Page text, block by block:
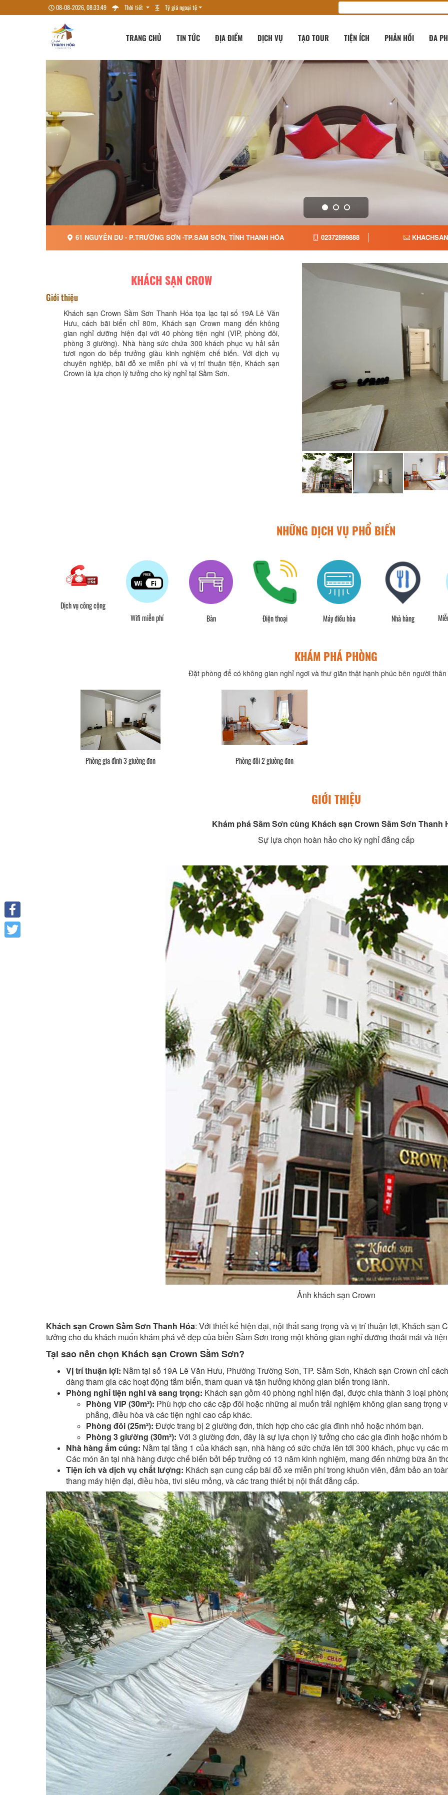
08-08-2026, 08:33:51 Thời tiết Tỷ giá ngoại tệ
TRANG CHỦ TIN TỨC ĐỊA ĐIỂM DỊCH VỤ TẠO TOUR TIỆN ÍCH PHẢN HỒI ĐA
61 NGUYỄN DU - P.TRƯỜNG SƠN -TP.SẦM SƠN, TỈNH THANH HÓA 02372899888
KHÁCH SẠN CROW
Giới thiệu
Khách sạn Crown Sầm Sơn Thanh Hóa tọa lạc tại số 19A Lê Văn
Hưu, cách bãi biển chỉ 80m, Khách sạn Crown mang đến không
gian nghỉ dưỡng hiện đại với 40 phòng tiện nghi (VIP, phòng đôi,
phòng 3 giường). Nhà hàng sức chứa 300 khách phục vụ hải sản
tươi ngon do bếp trưởng giàu kinh nghiệm chế biến. Với dịch vụ
chuyên nghiệp, bãi đỗ xe miễn phí và vị trí thuận tiện, Khách sạn
Crown là lựa chọn lý tưởng cho kỳ nghỉ tại Sầm Sơn.
NHỮNG DỊCH VỤ PHỔ BIẾN
Dịch vụ công cộng
Wifi miễn phí
Bàn Điện thoại Máy điều hòa Nhà hàng
KHÁM PHÁ PHÒNG
Đặt phòng để có không gian nghỉ ngơi và thư giãn thật hạnh phúc bên người
Phòng gia đình 3 giường đơn Phòng đôi 2 giường đơn
GIỚI THIỆU
Khám phá Sầm Sơn cùng Khách sạn Crown Sầm Sơn Thanh
Sự lựa chọn hoàn hảo cho kỳ nghỉ đẳng cấp
Ảnh khách sạn Crown
Khách sạn Crown Sầm Sơn Thanh Hóa: Với thiết kế hiện đại, nội thất sang trọng và vị trí thuận lợi, Khách sạn
tưởng cho du khách muốn khám phá vẻ đẹp của biển Sầm Sơn trong một không gian nghỉ dưỡng thoải mái và
Tại sao nên chọn Khách sạn Crown Sầm Sơn?
Vị trí thuận lợi: Nằm tại số 19A Lê Văn Hưu, Phường Trường Sơn, TP. Sầm Sơn, Khách sạn Crown chỉ
dàng tham gia các hoạt động tắm biển, tham quan và tận hưởng không gian biển trong lành.
Phòng nghỉ tiện nghi và sang trọng: Khách sạn gồm 40 phòng nghỉ hiện đại, được chia thành 3 loại
Phòng VIP (30m²): Phù hợp cho các cặp đôi hoặc những ai muốn trải nghiệm không gian sang trọng
phẳng, điều hòa và các tiện nghi cao cấp khác.
Phòng đôi (25m²): Được trang bị 2 giường đơn, thích hợp cho các gia đình nhỏ hoặc nhóm bạn.
Phòng 3 giường (30m²): Với 3 giường đơn, đây là sự lựa chọn lý tưởng cho các gia đình hoặc nhóm
Nhà hàng ấm cúng: Nằm tại tầng 1 của khách sạn, nhà hàng có sức chứa lên tới 300 khách, phục vụ các
Các món ăn tại nhà hàng được chế biến bởi bếp trưởng có 13 năm kinh nghiệm, mang đến những bữa ăn
Tiện ích và dịch vụ chất lượng: Khách sạn cung cấp bãi đỗ xe miễn phí trong khuôn viên, đảm bảo an
thang máy hiện đại, điều hòa, tivi siêu mỏng, và các trang thiết bị nội thất đẳng cấp.
Facebook